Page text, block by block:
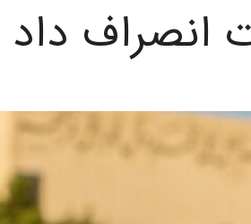
انصراف داد